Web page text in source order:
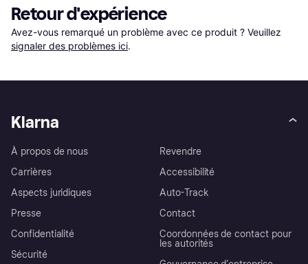
Retour d'expérience
Avez-vous remarqué un problème avec ce produit ? Veuillez
signaler des problèmes ici.
Klarna
À propos de nous
Carrières
Aspects juridiques
Presse
Confidentialité
Sécurité
Revendre
Accessibilité
Auto-Track
Contact
Coordonnées de contact pour
les autorités